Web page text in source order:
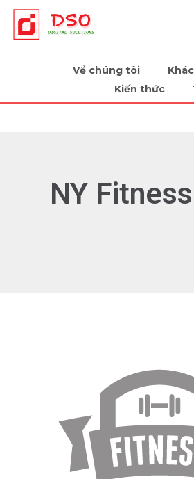
Tiếp sức cùng doanh nghiệp
Về chúng tôi
Kiến thức
NY